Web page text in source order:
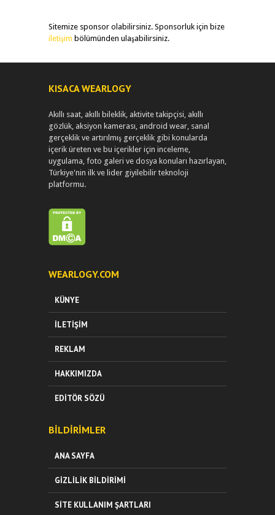
Sitemize sponsor olabilirsiniz. Sponsorluk için bize
iletişim bölümünden ulaşabilirsiniz.
KISACA WEARLOGY
Akıllı saat, akıllı bileklik, aktivite takipçisi, akıllı
gözlük, aksiyon kamerası, android wear, sanal
gerçeklik ve artırılmış gerçeklik gibi konularda
içerik üreten ve bu içerikler için inceleme,
uygulama, foto galeri ve dosya konuları hazırlayan,
Türkiye'nin ilk ve lider giyilebilir teknoloji
platformu.
WEARLOGY.COM
KÜNYE
İLETIŞIM
REKLAM
HAKKIMIZDA
EDITÖR SÖZÜ
BILDIRIMLER
ANA SAYFA
GIZLILIK BILDIRIMI
SITE KULLANIM ŞARTLARI